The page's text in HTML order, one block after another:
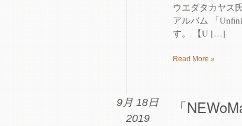
ウエダタカヤス
アルバム 「
す。 【U […]
Read More »
9月 18日
2019
「